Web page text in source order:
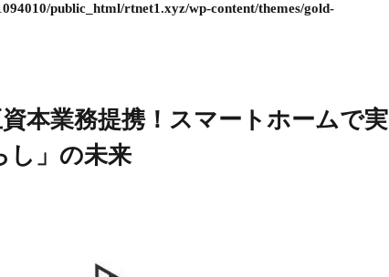
public_html/rtnet1.xyz/wp-content/themes/gold-
本業務提携！スマートホームで実
し」の未来